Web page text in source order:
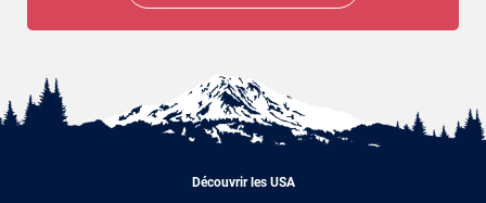
Découvrir les USA